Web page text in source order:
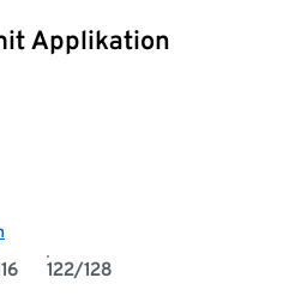
Applikation
122/128